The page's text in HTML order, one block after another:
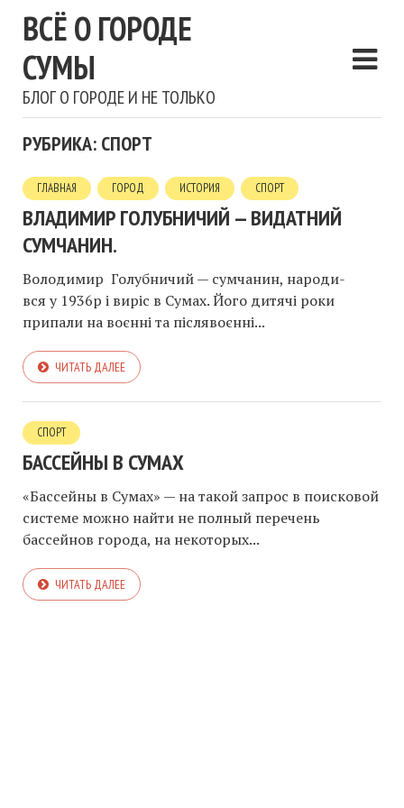
ВСЁ О ГОРОДЕ
СУМЫ
БЛОГ О ГОРОДЕ И НЕ ТОЛЬКО
РУБРИКА: СПОРТ
ГЛАВНАЯ ГОРОД ИСТОРИЯ СПОРТ
ВЛАДИМИР ГОЛУБНИЧИЙ — ВИДАТНИЙ
СУМЧАНИН.
Володимир Голубничий — сумчанин, народи-
вся у 1936р і виріс в Сумах. Його дитячі роки
припали на воєнні та післявоєнні...
ЧИТАТЬ ДАЛЕЕ
СПОРТ
БАССЕЙНЫ В СУМАХ
«Бассейны в Сумах» — на такой запрос в поисковой
системе можно найти не полный перечень
бассейнов города, на некоторых...
ЧИТАТЬ ДАЛЕЕ